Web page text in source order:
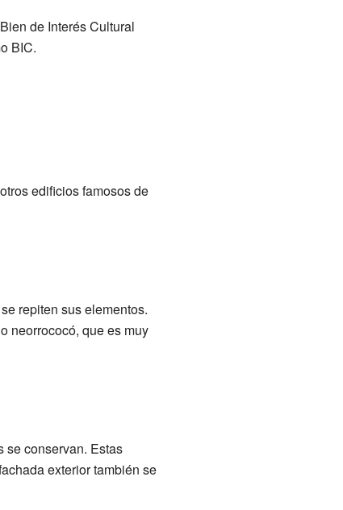
de Interés Cultural
BIC.
edificios famosos de
repiten sus elementos.
neorrococó, que es muy
se conservan. Estas
exterior también se